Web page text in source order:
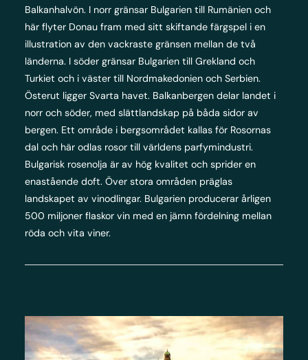
Balkanhalvön. I norr gränsar Bulgarien till Rumänien och
här flyter Donau fram med sitt skiftande färgspel i en
illustration av den vackraste gränsen mellan de två
länderna. I söder gränsar Bulgarien till Grekland och
Turkiet och i väster till Nordmakedonien och Serbien.
Österut ligger Svarta havet. Balkanbergen delar landet i
norr och söder, med slättlandskap på båda sidor av
bergen. Ett område i bergsområdet kallas för Rosornas
dal och här odlas rosor till världens parfymindustri.
Bulgarisk rosenolja är av hög kvalitet och sprider en
enastående doft. Över stora områden präglas
landskapet av vinodlingar. Bulgarien producerar årligen
500 miljoner flaskor vin med en jämn fördelning mellan
röda och vita viner.